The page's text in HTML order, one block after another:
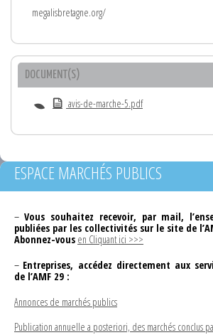
megalisbretagne.org/
DOCUMENT(S)
avis-de-marche-5.pdf
ESPACE MARCHÉS PUBLICS
– Vous souhaitez recevoir, par mail,
publiées par les collectivités sur le site de
Abonnez-vous en Cliquant ici >>>
– Entreprises, accédez directement aux
de l’AMF 29 :
Annonces de marchés publics
Publication annuelle a posteriori, des marchés conclus